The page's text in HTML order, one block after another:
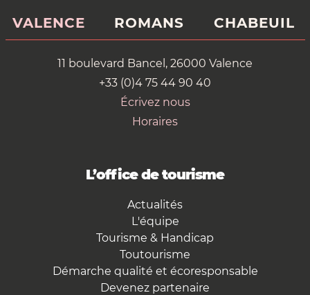
VALENCE ROMANS CHABEUIL
11 boulevard Bancel, 26000 Valence
+33 (0)4 75 44 90 40
Écrivez nous
Horaires
L’office de tourisme
Actualités
L'équipe
Tourisme & Handicap
Toutourisme
Démarche qualité et écoresponsable
Devenez partenaire